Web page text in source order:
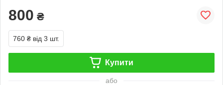
800 ₴
760 ₴ від 3 шт.
Купити
або